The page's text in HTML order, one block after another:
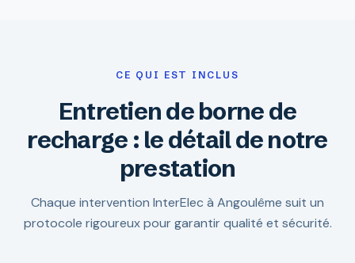
CE QUI EST INCLUS
Entretien de borne de
recharge : le détail de notre
prestation
Chaque intervention InterElec à Angoulême suit un
protocole rigoureux pour garantir qualité et sécurité.